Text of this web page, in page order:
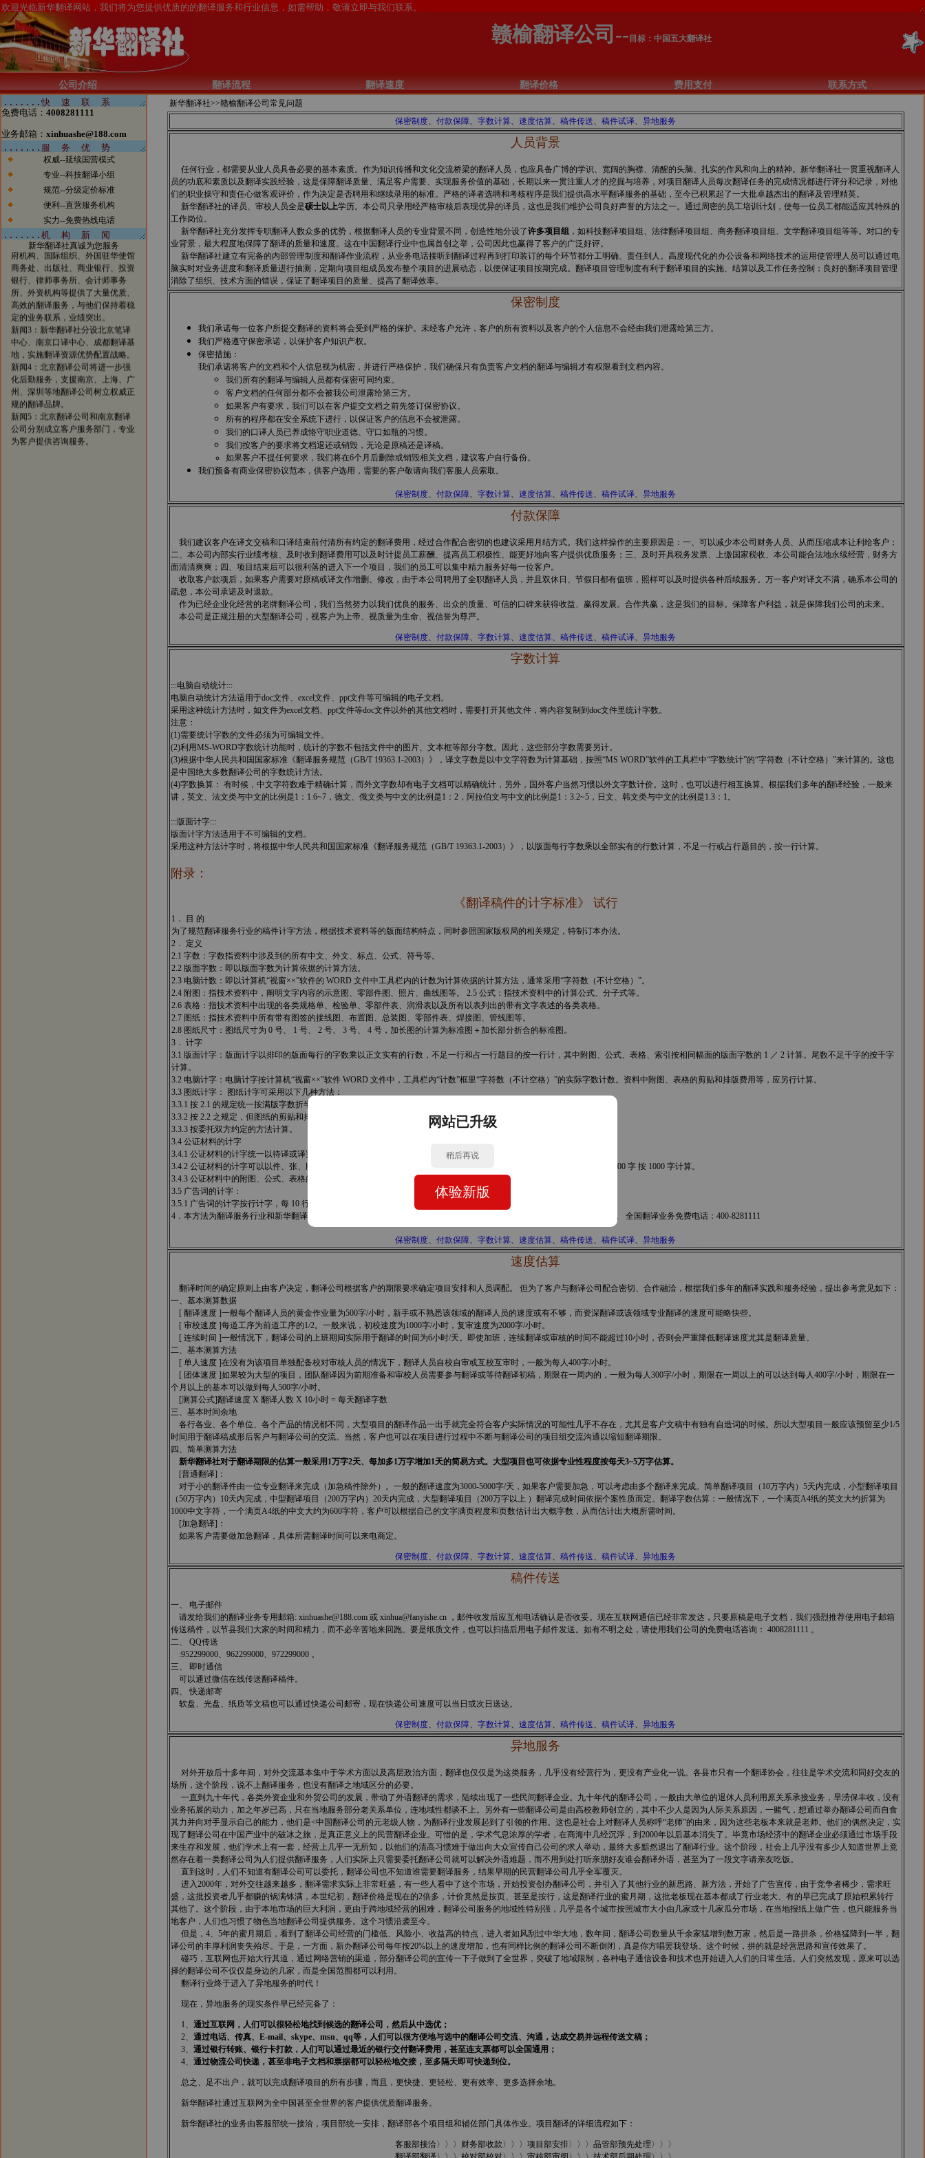
赣榆翻译公司 -- 目标：中国五大翻译社
公司介绍 翻译流程 翻译速度 翻译价格 费用支付 联系方式
免费电话： 4008281111
业务邮箱： xinhuashe@188.com
权威--延续国营模式
专业--科技翻译小组
规范--分级定价标准
便利--直营服务机构
实力--免费热线电话
新华翻译社真诚为您服务
新闻1：当今电子商务的发展一日
千里，北京翻译公司如果有所作为
的话也必须跟上时代的步伐。今
天，我们已经看到太多的传统行业
涉足电子商务而大获成功的案例。
我们希望在翻译行业，能够看到越
来越多的翻译公司借助电子商务一
步步发展壮大，在将来也能够出现
北京翻译行业中的电子商务应用的
领军企业。
新闻2：新华翻译社公司自成立以
来已经成功为全球五百强企业、跨
国公司、国内公司、国家部委、政
府机构、国际组织、外国驻华使馆
商务处、出版社、商业银行、投资
银行、律师事务所、会计师事务
所、外资机构等提供了大量优质、
高效的翻译服务，与他们保持着稳
定的业务联系，业绩突出。
新闻3：新华翻译社分设北京笔译
中心、南京口译中心、成都翻译基
地，实施翻译资源优势配置战略。
新闻4：北京翻译公司将进一步强
化后勤服务，支援南京、上海、广
州、深圳等地翻译公司树立权威正
规的翻译品牌。
新闻5：北京翻译公司和南京翻译
公司分别成立客户服务部门，专业
为客户提供咨询服务。
新华翻译社>>赣榆翻译公司常见问题
保密制度、 付款保障、 字数计算、 速度估算、 稿件传送、 稿件试译、 异地服务
人员背景
任何行业，都需要从业人员具备必要的基本素质。作为知识传播和文化交流桥梁的翻译人员，也应具备广博的学识、宽阔的胸襟、清醒的头脑、扎实的作风和向上的精神。新华翻译社一贯重视翻译人
员的功底和素质以及翻译实践经验，这是保障翻译质量、满足客户需要、实现服务价值的基础，长期以来一贯注重人才的挖掘与培养，对项目翻译人员每次翻译任务的完成情况都进行评分和记录，对他
们的职业操守和责任心做客观评价，作为决定是否聘用和继续录用的标准。严格的译者选聘和考核程序是我们提供高水平翻译服务的基础，至今已积累起了一大批卓越杰出的翻译及管理精英。
新华翻译社的译员、审校人员全是硕士以上学历。本公司只录用经严格审核后表现优异的译员，这也是我们维护公司良好声誉的方法之一。通过周密的员工培训计划，使每一位员工都能适应其特殊的
工作岗位。
新华翻译社充分发挥专职翻译人数众多的优势，根据翻译人员的专业背景不同，创造性地分设了许多项目组，如科技翻译项目组、法律翻译项目组、商务翻译项目组、文学翻译项目组等等。对口的专
业背景，最大程度地保障了翻译的质量和速度。这在中国翻译行业中也属首创之举，公司因此也赢得了客户的广泛好评。
新华翻译社建立有完备的内部管理制度和翻译作业流程，从业务电话接听到翻译过程再到打印装订的每个环节都分工明确、责任到人。高度现代化的办公设备和网络技术的运用使管理人员可以通过电
脑实时对业务进度和翻译质量进行抽测，定期向项目组成员发布整个项目的进展动态，以便保证项目按期完成。翻译项目管理制度有利于翻译项目的实施、结算以及工作任务控制；良好的翻译项目管理
消除了组织、技术方面的错误，保证了翻译项目的质量、提高了翻译效率。
保密制度
我们承诺每一位客户所提交翻译的资料将会受到严格的保护。未经客户允许，客户的所有资料以及客户的个人信息不会经由我们泄露给第三方。
我们严格遵守保密承诺，以保护客户知识产权。
保密措施：
我们承诺将客户的文档和个人信息视为机密，并进行严格保护，我们确保只有负责客户文档的翻译与编辑才有权限看到文档内容。
我们所有的翻译与编辑人员都有保密可同约束。
客户文档的任何部分都不会被我公司泄露给第三方。
如果客户有要求，我们可以在客户提交文档之前先签订保密协议。
所有的程序都在安全系统下进行，以保证客户的信息不会被泄露。
我们的口译人员已养成恪守职业道德、守口如瓶的习惯。
我们按客户的要求将文档退还或销毁，无论是原稿还是译稿。
如果客户不提任何要求，我们将在6个月后删除或销毁相关文档，建议客户自行备份。
我们预备有商业保密协议范本，供客户选用，需要的客户敬请向我们客服人员索取。
保密制度、 付款保障、 字数计算、 速度估算、 稿件传送、 稿件试译、 异地服务
付款保障
我们建议客户在译文交稿和口译结束前付清所有约定的翻译费用，经过合作配合密切的也建议采用月结方式。我们这样操作的主要原因是：一、可以减少本公司财务人员、从而压缩成本让利给客户；
二、本公司内部实行业绩考核、及时收到翻译费用可以及时计提员工薪酬、提高员工积极性、能更好地向客户提供优质服务；三、及时开具税务发票、上缴国家税收、本公司能合法地永续经营，财务方
面清清爽爽；四、项目结束后可以很利落的进入下一个项目，我们的员工可以集中精力服务好每一位客户。
收取客户款项后，如果客户需要对原稿或译文作增删、修改，由于本公司聘用了全职翻译人员，并且双休日、节假日都有值班，照样可以及时提供各种后续服务。万一客户对译文不满，确系本公司的
疏忽，本公司承诺及时退款。
作为已经企业化经营的老牌翻译公司，我们当然努力以我们优良的服务、出众的质量、可信的口碑来获得收益、赢得发展。合作共赢，这是我们的目标。保障客户利益，就是保障我们公司的未来。
本公司是正规注册的大型翻译公司，视客户为上帝、视质量为生命、视信誉为尊严。
保密制度、 付款保障、 字数计算、 速度估算、 稿件传送、 稿件试译、 异地服务
字数计算
:::电脑自动统计:::
电脑自动统计方法适用于doc文件、excel文件、ppt文件等可编辑的电子文档。
采用这种统计方法时，如文件为excel文档、ppt文件等doc文件以外的其他文档时，需要打开其他文件，将内容复制到doc文件里统计字数。
注意：
(1)需要统计字数的文件必须为可编辑文件。
(2)利用MS-WORD字数统计功能时，统计的字数不包括文件中的图片、文本框等部分字数。因此，这些部分字数需要另计。
(3)根据中华人民共和国国家标准《翻译服务规范（GB/T 19363.1-2003）》，译文字数是以中文字符数为计算基础，按照“MS WORD”软件的工具栏中“字数统计”的“字符数（不计空格）”来计算的。这也
是中国绝大多数翻译公司的字数统计方法。
(4)字数换算： 有时候，中文字符数难于精确计算，而外文字数却有电子文档可以精确统计，另外，国外客户当然习惯以外文字数计价。这时，也可以进行相互换算。根据我们多年的翻译经验，一般来
讲，英文、法文类与中文的比例是1：1.6~7，德文、俄文类与中文的比例是1：2，阿拉伯文与中文的比例是1：3.2~5，日文、韩文类与中文的比例是1.3：1。
:::版面计字:::
版面计字方法适用于不可编辑的文档。
采用这种方法计字时，将根据中华人民共和国国家标准《翻译服务规范（GB/T 19363.1-2003）》，以版面每行字数乘以全部实有的行数计算，不足一行或占行题目的，按一行计算。
附录：
《翻译稿件的计字标准》 试行
1． 目 的
为了规范翻译服务行业的稿件计字方法，根据技术资料等的版面结构特点，同时参照国家版权局的相关规定，特制订本办法。
2． 定义
2.1 字数：字数指资料中涉及到的所有中文、外文、标点、公式、符号等。
2.2 版面字数：即以版面字数为计算依据的计算方法。
2.3 电脑计数：即以计算机“视窗××”软件的 WORD 文件中工具栏内的计数为计算依据的计算方法，通常采用“字符数（不计空格）”。
2.4 附图：指技术资料中，阐明文字内容的示意图、零部件图、照片、曲线图等。 2.5 公式：指技术资料中的计算公式、分子式等。
2.6 表格：指技术资料中出现的各类规格单、检验单、零部件表、润滑表以及所有以表列出的带有文字表述的各类表格。
2.7 图纸：指技术资料中所有带有图签的接线图、布置图、总装图、零部件表、焊接图、管线图等。
2.8 图纸尺寸：图纸尺寸为 0 号、 1 号、 2 号、 3 号、 4 号，加长图的计算为标准图＋加长部分折合的标准图。
3． 计字
3.1 版面计字：版面计字以排印的版面每行的字数乘以正文实有的行数，不足一行和占一行题目的按一行计，其中附图、公式、表格、索引按相同幅面的版面字数的 1 ／ 2 计算。尾数不足千字的按千字
计算。
3.2 电脑计字：电脑计字按计算机“视窗××”软件 WORD 文件中，工具栏内“计数”框里“字符数（不计空格）”的实际字数计数。资料中附图、表格的剪贴和排版费用等，应另行计算。
3.3 图纸计字： 图纸计字可采用以下几种方法：
3.3.1 按 2.1 的规定统一按满版字数折半计算。
3.3.2 按 2.2 之规定，但图纸的剪贴和排版费用等应按图纸的幅面大小分别计算费用。
3.3.3 按委托双方约定的方法计算。
3.4 公证材料的计字
3.4.1 公证材料的计字统一以待译或译完的中文资料的字数为计算依据。
3.4.2 公证材料的计字可以以件、张、版面计字或电脑计字为基础，但在版面计字时，可以 1000 字为一个基数，尾数不足 1000 字 按 1000 字计算。
3.4.3 公证材料中的附图、公式、表格的计算方法同 2.1 和 2.2 款的相应规定。
3.5 广告词的计字：
3.5.1 广告词的计字按行计字，每 10 行按千字计算，不足 10 行的按 10 行计。
4．本方法为翻译服务行业和新华翻译社的计字标准，国家另有规定，按国家规定执行。 详情敬请垂询我们的翻译服务中心。 全国翻译业务免费电话：400-8281111
保密制度、 付款保障、 字数计算、 速度估算、 稿件传送、 稿件试译、 异地服务
速度估算
翻译时间的确定原则上由客户决定，翻译公司根据客户的期限要求确定项目安排和人员调配。 但为了客户与翻译公司配合密切、合作融洽，根据我们多年的翻译实践和服务经验，提出参考意见如下：
一、基本测算数据
[ 翻译速度 ]一般每个翻译人员的黄金作业量为500字/小时，新手或不熟悉该领域的翻译人员的速度或有不够，而资深翻译或该领域专业翻译的速度可能略快些。
[ 审校速度 ]每道工序为前道工序的1/2。一般来说，初校速度为1000字/小时，复审速度为2000字/小时。
[ 连续时间 ]一般情况下，翻译公司的上班期间实际用于翻译的时间为6小时/天。即使加班，连续翻译或审核的时间不能超过10小时，否则会严重降低翻译速度尤其是翻译质量。
二、基本测算方法
[ 单人速度 ]在没有为该项目单独配备校对审核人员的情况下，翻译人员自校自审或互校互审时，一般为每人400字/小时。
[ 团体速度 ]如果较为大型的项目，团队翻译因为前期准备和审校人员需要参与翻译或等待翻译初稿，期限在一周内的，一般为每人300字/小时，期限在一周以上的可以达到每人400字/小时，期限在一
个月以上的基本可以做到每人500字/小时。
[测算公式]翻译速度 X 翻译人数 X 10小时 = 每天翻译字数
三、基本时间余地
各行各业、各个单位、各个产品的情况都不同，大型项目的翻译作品一出手就完全符合客户实际情况的可能性几乎不存在，尤其是客户文稿中有独有自造词的时候。所以大型项目一般应该预留至少1/5
时间用于翻译稿成形后客户与翻译公司的交流。当然，客户也可以在项目进行过程中不断与翻译公司的项目组交流沟通以缩短翻译期限。
四、简单测算方法
新华翻译社对于翻译期限的估算一般采用1万字2天、每加多1万字增加1天的简易方式。大型项目也可依据专业性程度按每天3~5万字估算。
[普通翻译]：
对于小的翻译件由一位专业翻译来完成（加急稿件除外）。一般的翻译速度为3000-5000字/天，如果客户需要加急，可以考虑由多个翻译来完成。简单翻译项目（10万字内）5天内完成，小型翻译项目
（50万字内）10天内完成，中型翻译项目（200万字内）20天内完成，大型翻译项目（200万字以上 ）翻译完成时间依据个案性质而定。翻译字数估算：一般情况下，一个满页A4纸的英文大约折算为
1000中文字符，一个满页A4纸的中文大约为600字符，客户可以根据自己的文字满页程度和页数估计出大概字数，从而估计出大概所需时间。
[加急翻译]：
如果客户需要做加急翻译，具体所需翻译时间可以来电商定。
保密制度、 付款保障、 字数计算、 速度估算、 稿件传送、 稿件试译、 异地服务
稿件传送
一、 电子邮件
请发给我们的翻译业务专用邮箱: xinhuashe@188.com 或 xinhua@fanyishe.cn ，邮件收发后应互相电话确认是否收妥。现在互联网通信已经非常发达，只要原稿是电子文档，我们强烈推荐使用电子邮箱
传送稿件，以节县我们大家的时间和精力，而不必辛苦地来回跑。要是纸质文件，也可以扫描后用电子邮件发送。如有不明之处，请使用我们公司的免费电话咨询： 4008281111 。
二、 QQ传送
:952299000、962299000、972299000 。
三、 即时通信
可以通过微信在线传送翻译稿件。
四、 快递邮寄
软盘、光盘、纸质等文稿也可以通过快递公司邮寄，现在快递公司速度可以当日或次日送达。
保密制度、 付款保障、 字数计算、 速度估算、 稿件传送、 稿件试译、 异地服务
异地服务
对外开放后十多年间，对外交流基本集中于学术方面以及高层政治方面，翻译也仅仅是为这类服务，几乎没有经营行为，更没有产业化一说。各县市只有一个翻译协会，往往是学术交流和同好交友的
场所，这个阶段，说不上翻译服务，也没有翻译之地域区分的必要。
一直到九十年代，各类外资企业和外贸公司的发展，带动了外语翻译的需求，陆续出现了一些民间翻译企业。九十年代的翻译公司，一般由大单位的退休人员利用原关系承接业务，旱涝保丰收，没有
业务拓展的动力，加之年岁已高，只在当地服务部分老关系单位，连地域性都谈不上。另外有一些翻译公司是由高校教师创立的，其中不少人是因为人际关系原因，一赌气，想通过举办翻译公司而自食
其力并向对手显示自己的能力，他们是<中国翻译公司的元老级人物，为翻译行业发展起到了引领的作用。这也是社会上对翻译人员称呼“老师”的由来，因为这些老板本来就是老师。他们的偶然决定，实
现了翻译公司在中国产业中的破冰之旅，是真正意义上的民营翻译企业。可惜的是，学术气息浓厚的学者，在商海中几经沉浮，到2000年以后基本消失了。毕竟市场经济中的翻译企业必须通过市场手段
来生存和发展，他们学术上有一套，经营上几乎一无所知，以他们的清高习惯难于做出向大众宣传自己公司的求人举动，最终大多黯然退出了翻译行业。这个阶段，社会上几乎没有多少人知道世界上竟
然存在着一类翻译公司为人们提供翻译服务，人们实际上只需要委托翻译公司就可以解决外语难题，而不用到处打听亲朋好友谁会翻译外语，甚至为了一段文字请亲友吃饭。
直到这时，人们不知道有翻译公司可以委托，翻译公司也不知道谁需要翻译服务，结果早期的民营翻译公司几乎全军覆灭。
进入2000年，对外交往越来越多，翻译需求实际上非常旺盛，有一些人看中了这个市场，开始投资创办翻译公司，并引入了其他行业的新思路、新方法，开始了广告宣传，由于竞争者稀少，需求旺
盛，这批投资者几乎都赚的锅满钵满，本世纪初，翻译价格是现在的2倍多，计价竟然是按页、甚至是按行，这是翻译行业的蜜月期，这批老板现在基本都成了行业老大、有的早已完成了原始积累转行
其他了。这个阶段，由于本地市场的巨大利润，更由于跨地域经营的困难，翻译公司服务的地域性特别强，几乎是各个城市按照城市大小由几家或十几家瓜分市场，在当地报纸上做广告，也只能服务当
地客户，人们也习惯了物色当地翻译公司提供服务。这个习惯沿袭至今。
但是，4、5年的蜜月期后，看到了翻译公司经营的门槛低、风险小、收益高的特点，进入者如风刮过中华大地，数年间，翻译公司数量从千余家猛增到数万家，然后是一路拼杀，价格猛降到一半，翻
译公司的丰厚利润丧失殆尽。于是，一方面，新办翻译公司每年按20%以上的速度增加，也有同样比例的翻译公司不断倒闭，真是你方唱罢我登场。这个时候，拼的就是经营思路和宣传效果了。
碰巧，互联网也开始大行其道，通过网络营销的渠道，部分翻译公司的宣传一下子做到了全世界，突破了地域限制，各种电子通信设备和技术也开始进入人们的日常生活。人们突然发现，原来可以选
择的翻译公司不仅仅是身边的几家，而是全国范围都可以利用。
翻译行业终于进入了异地服务的时代！
现在，异地服务的现实条件早已经完备了：
1、 通过互联网，人们可以很轻松地找到候选的翻译公司，然后从中选优；
2、 通过电话、传真、E-mail、skype、msn、qq等，人们可以很方便地与选中的翻译公司交流、沟通，达成交易并远程传送文稿；
3、 通过银行转账、银行卡打款，人们可以通过最近的银行交付翻译费用，甚至连支票都可以全国通用；
4、 通过物流公司快递，甚至非电子文档和票据都可以轻松地交接，至多隔天即可快递到位。
总之、足不出户，就可以完成翻译项目的所有步骤，而且，更快捷、更轻松、更有效率、更多选择余地。
新华翻译社通过互联网为全中国甚至全世界的客户提供优质翻译服务。
新华翻译社的业务由客服部统一接洽，项目部统一安排，翻译部各个项目组和辅佐部门具体作业。项目翻译的详细流程如下：
客服部接洽〉〉〉财务部收款〉〉〉项目部安排〉〉〉品管部预先处理〉〉〉
网站已升级
稍后再说
体验新版